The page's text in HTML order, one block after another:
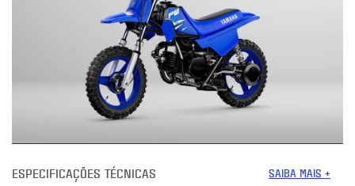
ESPECIFICAÇÕES TÉCNICAS SAIBA MAIS +